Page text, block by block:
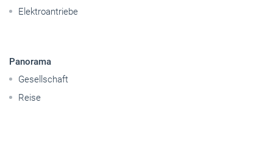
Elektroantriebe
Panorama
Gesellschaft
Reise